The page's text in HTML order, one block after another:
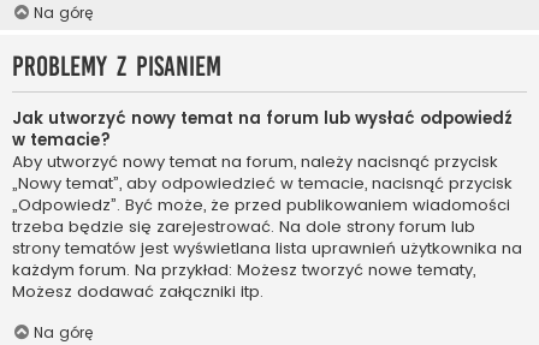
Na górę
Problemy z pisaniem
Jak utworzyć nowy temat na forum lub wysłać odpowiedź
w temacie?
Aby utworzyć nowy temat na forum, należy nacisnąć przycisk
„Nowy temat”, aby odpowiedzieć w temacie, nacisnąć przycisk
„Odpowiedz”. Być może, że przed publikowaniem wiadomości
trzeba będzie się zarejestrować. Na dole strony forum lub
strony tematów jest wyświetlana lista uprawnień użytkownika na
każdym forum. Na przykład: Możesz tworzyć nowe tematy,
Możesz dodawać załączniki itp.
Na górę